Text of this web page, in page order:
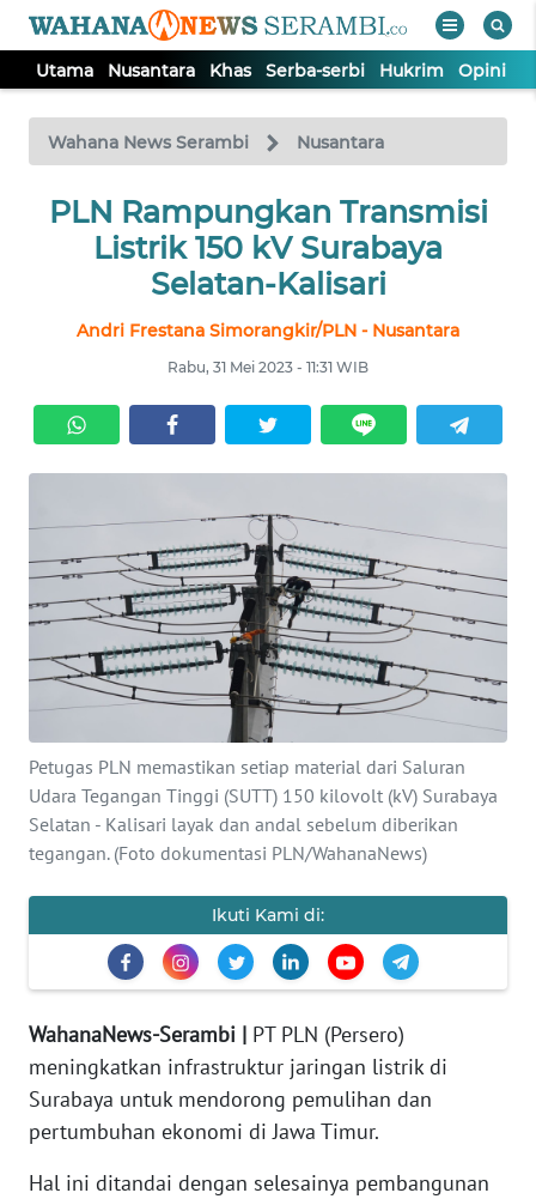
Utama Nusantara Khas Serba-serbi Hukrim Opini
Wahana News Serambi Nusantara
PLN Rampungkan Transmisi
Listrik 150 kV Surabaya
Selatan-Kalisari
Andri Frestana Simorangkir/PLN - Nusantara
Rabu, 31 Mei 2023 - 11:31 WIB
Petugas PLN memastikan setiap material dari Saluran
Udara Tegangan Tinggi (SUTT) 150 kilovolt (kV) Surabaya
Selatan - Kalisari layak dan andal sebelum diberikan
tegangan. (Foto dokumentasi PLN/WahanaNews)
Ikuti Kami di:
WahanaNews-Serambi | PT PLN (Persero)
meningkatkan infrastruktur jaringan listrik di
Surabaya untuk mendorong pemulihan dan
pertumbuhan ekonomi di Jawa Timur.
Hal ini ditandai dengan selesainya pembangunan
TV
Tutup
UTAMA
KHAS
SERBA-
SERBI
OPINI
Informasi
BERITA
KAMI
INFO
KAMI
PEDOMAN
MEDIA